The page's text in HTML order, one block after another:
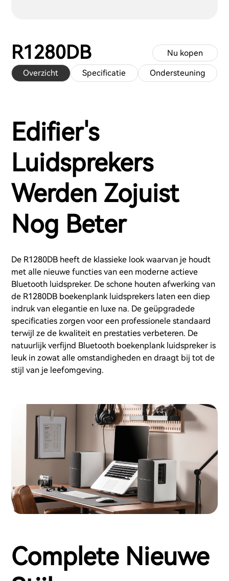
R1280DB
Overzicht Specificatie Ondersteuning
Nu kopen
Edifier's
Luidsprekers
Werden Zojuist
Nog Beter
De R1280DB heeft de klassieke look waarvan je houdt
met alle nieuwe functies van een moderne actieve
Bluetooth luidspreker. De schone houten afwerking van
de R1280DB boekenplank luidsprekers laten een diep
indruk van elegantie en luxe na. De geüpgradede
specificaties zorgen voor een professionele standaard
terwijl ze de kwaliteit en prestaties verbeteren. De
natuurlijk verfijnd Bluetooth boekenplank luidspreker is
leuk in zowat alle omstandigheden en draagt bij tot de
stijl van je leefomgeving.
Complete Nieuwe